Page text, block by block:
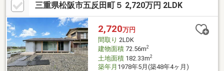
三重県松阪市五反田町５ 2,720万円 2LDK
2,720万円
間取り 2LDK
建物面積72.56m2
土地面積182.33m2
築年月 1978年5月(築48年4ヶ月)